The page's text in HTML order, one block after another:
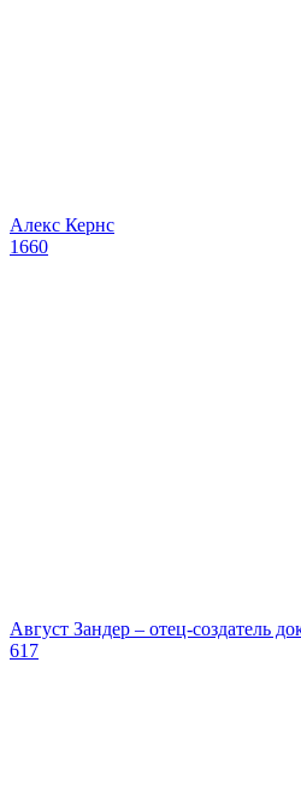
Алекс Кернс
1660
Август Зандер – отец-создатель
617